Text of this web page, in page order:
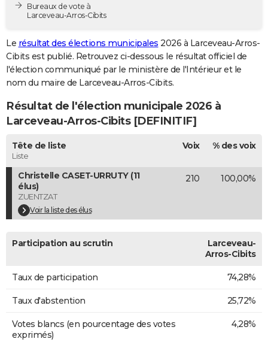
Destinations
City break
Voyage nature
Voyage de noces
Forum
PHOTO
GUIDES D'ACHAT
BONS PLANS
CARTE DE VOEUX
Carte de Noël
Carte Bonne année
Carte Saint-Valentin
Carte Pâques
Carte d'anniversaire
DICTIONNAIRE
COPAINS D'AVANT
S'inscrire
Se connecter
Lycées
Collèges
Primaires
Universités
Entreprises
Service militaire
Avis de recherche
AVIS DE DÉCÈS
FORUM
Bureaux de vote à
Larceveau-Arros-Cibits
Le résultat des élections municipales 2026 à Larceveau-Arros-
Cibits est publié. Retrouvez ci-dessous le résultat officiel de
l'élection communiqué par le ministère de l'Intérieur et le
nom du maire de Larceveau-Arros-Cibits.
Résultat de l'élection municipale 2026 à
Larceveau-Arros-Cibits [DEFINITIF]
Tête de liste
Liste
Voix % des voix
Christelle CASET-URRUTY (11
élus)
ZUENTZAT
Voir la liste des élus
210 100,00%
Participation au scrutin
Larceveau-
Arros-Cibits
Taux de participation 74,28%
Taux d'abstention 25,72%
Votes blancs (en pourcentage des votes
exprimés)
4,28%